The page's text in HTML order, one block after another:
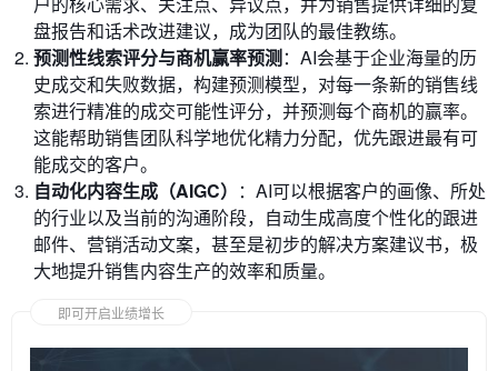
盘报告和话术改进建议，成为团队的最佳教练。
预测性线索评分与商机赢率预测：AI会基于企业海量的历
史成交和失败数据，构建预测模型，对每一条新的销售线
索进行精准的成交可能性评分，并预测每个商机的赢率。
这能帮助销售团队科学地优化精力分配，优先跟进最有可
能成交的客户。
自动化内容生成（AIGC） ：AI可以根据客户的画像、所处
的行业以及当前的沟通阶段，自动生成高度个性化的跟进
邮件、营销活动文案，甚至是初步的解决方案建议书，极
大地提升销售内容生产的效率和质量。
即可开启业绩增长